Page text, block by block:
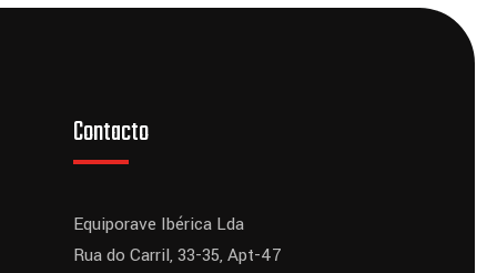
Contacto
Equiporave Ibérica Lda
Rua do Carril, 33-35, Apt-47